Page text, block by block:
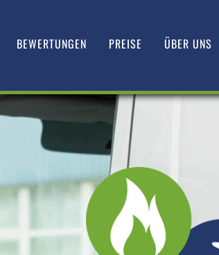
BEWERTUNGEN PREISE ÜBER UNS